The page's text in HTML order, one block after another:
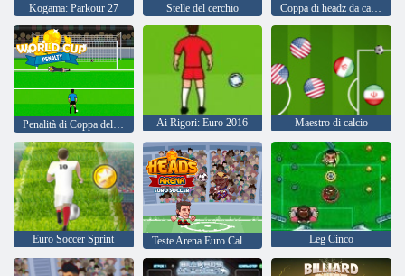
Kogama: Parkour 27 Stelle del cerchio Coppa di headz da calcio 2
Ai Rigori: Euro 2016 Maestro di calcio
Euro Soccer Sprint Teste Arena Euro Calcio Leg Cinco